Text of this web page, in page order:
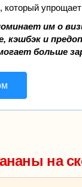
им о
кэшбэк и
больше
на